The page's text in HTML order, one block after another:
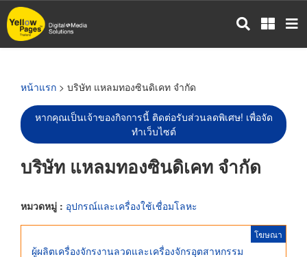
ข้าม
ไป
หน้าแรก > บริษัท แหลมทองซินดิเคท จำกัด
หากคุณเป็นเจ้าของกิจการนี้ ติดต่อรับส่วนลดพิเศษ! เพื่อจัด
ทำเว็บไซต์
บริษัท แหลมทองซินดิเคท จำกัด
หมวดหมู่ : อุปกรณ์และเครื่องใช้เชื่อมโลหะ
โฆษณา
ผู้ผลิตเครื่องจักรงานลวดและเครื่องจักรอุตสาหกรรม